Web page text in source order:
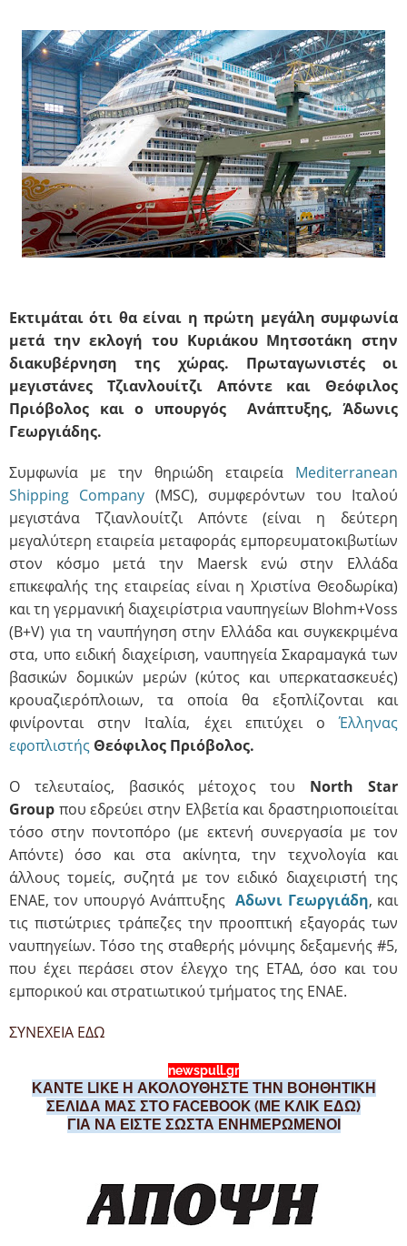
Εκτιμάται ότι θα είναι η πρώτη μεγάλη συμφωνία
μετά την εκλογή του Κυριάκου Μητσοτάκη στην
διακυβέρνηση της χώρας. Πρωταγωνιστές οι
μεγιστάνες Τζιανλουίτζι Απόντε και Θεόφιλος
Πριόβολος και ο υπουργός Ανάπτυξης, Άδωνις
Γεωργιάδης.
Συμφωνία με την θηριώδη εταιρεία Mediterranean
Shipping Company (MSC), συμφερόντων του Ιταλού
μεγιστάνα Τζιανλουίτζι Απόντε (είναι η δεύτερη
μεγαλύτερη εταιρεία μεταφοράς εμπορευματοκιβωτίων
στον κόσμο μετά την Maersk ενώ στην Ελλάδα
επικεφαλής της εταιρείας είναι η Χριστίνα Θεοδωρίκα)
και τη γερμανική διαχειρίστρια ναυπηγείων Blohm+Voss
(B+V) για τη ναυπήγηση στην Ελλάδα και συγκεκριμένα
στα, υπο ειδική διαχείριση, ναυπηγεία Σκαραμαγκά των
βασικών δομικών μερών (κύτος και υπερκατασκευές)
κρουαζιερόπλοιων, τα οποία θα εξοπλίζονται και
φινίρονται στην Ιταλία, έχει επιτύχει οΈλληνας
εφοπλιστής Θεόφιλος Πριόβολος.
Ο τελευταίος, βασικός μέτοχος του North Star
Group που εδρεύει στην Ελβετία και δραστηριοποιείται
τόσο στην ποντοπόρο (με εκτενή συνεργασία με τον
Απόντε) όσο και στα ακίνητα, την τεχνολογία και
άλλους τομείς, συζητά με τον ειδικό διαχειριστή της
ΕΝΑΕ, τον υπουργό ΑνάπτυξηςΑδωνι Γεωργιάδη, και
τις πιστώτριες τράπεζες την προοπτική εξαγοράς των
ναυπηγείων. Τόσο της σταθερής μόνιμης δεξαμενής #5,
που έχει περάσει στον έλεγχο της ΕΤΑΔ, όσο και του
εμπορικού και στρατιωτικού τμήματος της ΕΝΑΕ.
ΣΥΝΕΧΕΙΑ ΕΔΩ
newspull.gr
ΚΑΝΤΕ LIKE Η ΑΚΟΛΟΥΘΗΣΤΕ ΤΗΝ ΒΟΗΘΗΤΙΚΗ
ΣΕΛΙΔΑ ΜΑΣ ΣΤΟ FACEBOOK (ΜΕ ΚΛΙΚ ΕΔΩ)
ΓΙΑ ΝΑ ΕΙΣΤΕ ΣΩΣΤΑ ΕΝΗΜΕΡΩΜΕΝΟΙ